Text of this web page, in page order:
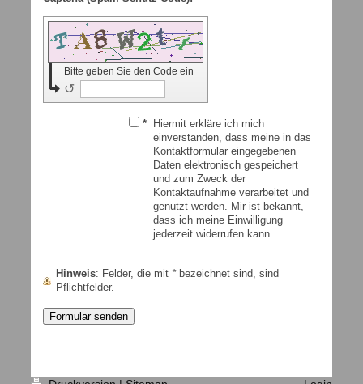
Bitte geben Sie den Code ein
↺
*
Hiermit erkläre ich mich
einverstanden, dass meine in das
Kontaktformular eingegebenen
Daten elektronisch gespeichert
und zum Zweck der
Kontaktaufnahme verarbeitet und
genutzt werden. Mir ist bekannt,
dass ich meine Einwilligung
jederzeit widerrufen kann.
Hinweis : Felder, die mit *bezeichnet sind, sind
Pflichtfelder.